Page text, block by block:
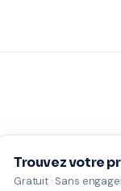
Trouvez votre
Gratuit · Sans